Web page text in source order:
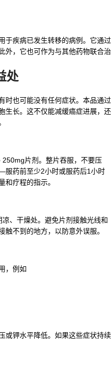
于疾病已发生转移的病例。它通过
外，它也可作为与其他药物联合治
处
时也可能没有任何症状。本品通过
生长。这不仅能减缓癌症进展，还
片剂。整片吞服，不要压
药前至少2小时或服药后1小时
和疗程的指示。
、干燥处。避免片剂接触光线和
不到的地方，以防意外误服。
，例如
或钾水平降低。如果这些症状持续